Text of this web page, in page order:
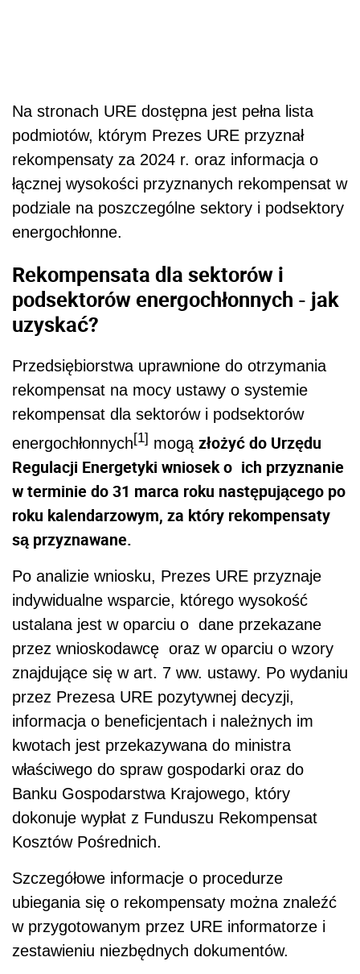
Na stronach URE dostępna jest pełna lista
podmiotów, którym Prezes URE przyznał
rekompensaty za 2024 r. oraz informacja o
łącznej wysokości przyznanych rekompensat w
podziale na poszczególne sektory i podsektory
energochłonne.
Rekompensata dla sektorów i
podsektorów energochłonnych - jak
uzyskać?
Przedsiębiorstwa uprawnione do otrzymania
rekompensat na mocy ustawy o systemie
rekompensat dla sektorów i podsektorów
energochłonnych[1] mogą złożyć do Urzędu
Regulacji Energetyki wniosek o ich przyznanie
w terminie do 31 marca roku następującego po
roku kalendarzowym, za który rekompensaty
są przyznawane.
Po analizie wniosku, Prezes URE przyznaje
indywidualne wsparcie, którego wysokość
ustalana jest w oparciu o dane przekazane
przez wnioskodawcę oraz w oparciu o wzory
znajdujące się w art. 7 ww. ustawy. Po wydaniu
przez Prezesa URE pozytywnej decyzji,
informacja o beneficjentach i należnych im
kwotach jest przekazywana do ministra
właściwego do spraw gospodarki oraz do
Banku Gospodarstwa Krajowego, który
dokonuje wypłat z Funduszu Rekompensat
Kosztów Pośrednich.
Szczegółowe informacje o procedurze
ubiegania się o rekompensaty można znaleźć
w przygotowanym przez URE informatorze i
zestawieniu niezbędnych dokumentów.